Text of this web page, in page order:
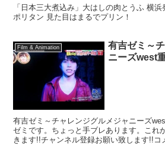
「日本三大煮込み」大はしの肉とうふ 横
ポリタン 見た目はまるでプリン！
Film & Animation
有吉ゼミ～
ニーズwest
有吉ゼミ～チャレンジグルメジャニーズ
ゼミです。ちょっと手ブレあります。これ
きます!!チャンネル登録お願い致します!!コ